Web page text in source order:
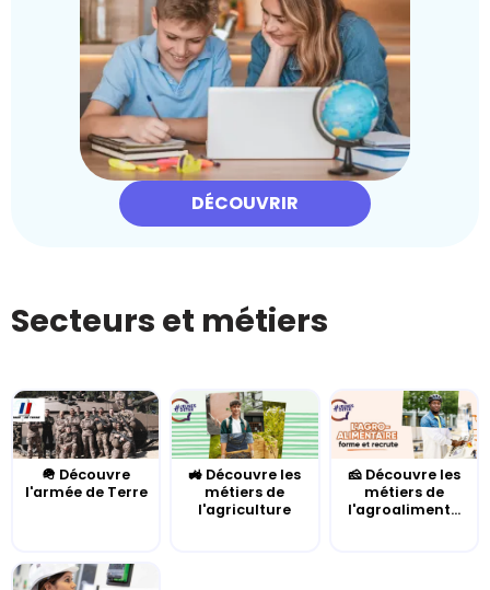
DÉCOUVRIR
Secteurs et métiers
🪖 Découvre
l'armée de Terre
🚜 Découvre les
métiers de
l'agriculture
🧀 Découvre les
métiers de
l'agroaliment...